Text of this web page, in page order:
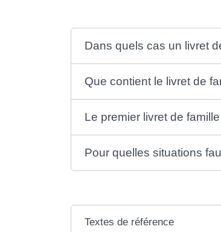
Dans quels cas un livret
Que contient le livret de
Le premier livret de
Pour quelles situations
Textes de référence